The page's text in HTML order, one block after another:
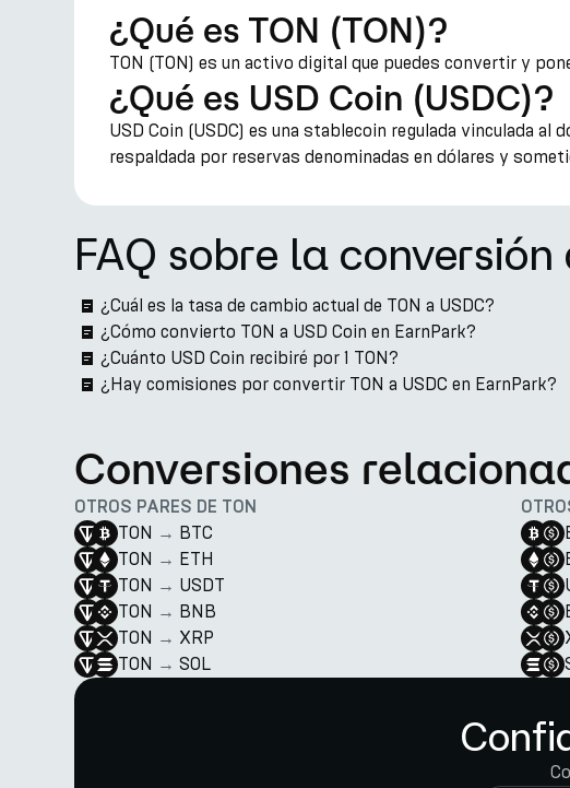
¿Qué es TON (TON)?
TON (TON) es un activo digital que puedes convertir y
¿Qué es USD Coin (USDC)?
USD Coin (USDC) es una stablecoin regulada vinculada
respaldada por reservas denominadas en dólares y
FAQ sobre la conversión
¿Cuál es la tasa de cambio actual de TON a USDC?
¿Cómo convierto TON a USD Coin en EarnPark?
¿Cuánto USD Coin recibiré por 1 TON?
¿Hay comisiones por convertir TON a USDC en EarnPark?
Conversiones
OTROS PARES DE TON
TON → BTC
TON → ETH
TON → USDT
TON → BNB
TON → XRP
TON → SOL